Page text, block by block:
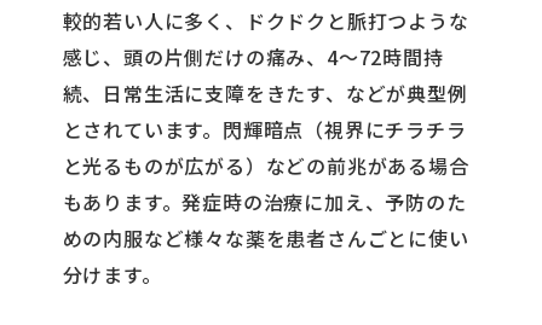
較的若い人に多く、ドクドクと脈打つような
感じ、頭の片側だけの痛み、4〜72時間持
続、日常生活に支障をきたす、などが典型例
とされています。閃輝暗点（視界にチラチラ
と光るものが広がる）などの前兆がある場合
もあります。発症時の治療に加え、予防のた
めの内服など様々な薬を患者さんごとに使い
分けます。